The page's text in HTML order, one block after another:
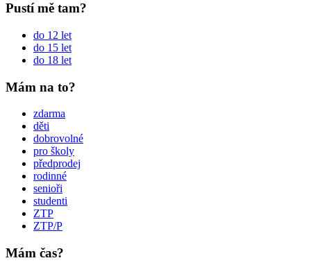
Pustí mě tam?
do 12 let
do 15 let
do 18 let
Mám na to?
zdarma
děti
dobrovolné
pro školy
předprodej
rodinné
senioři
studenti
ZTP
ZTP/P
Mám čas?